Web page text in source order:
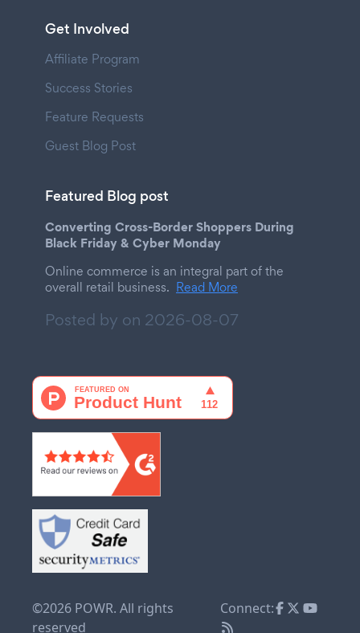
Get Involved
Affiliate Program
Success Stories
Feature Requests
Guest Blog Post
Featured Blog post
Converting Cross-Border Shoppers During
Black Friday & Cyber Monday
Online commerce is an integral part of the
overall retail business. Read More
Posted by on 2026-08-07
©2026 POWR. All rights
reserved
Connect: